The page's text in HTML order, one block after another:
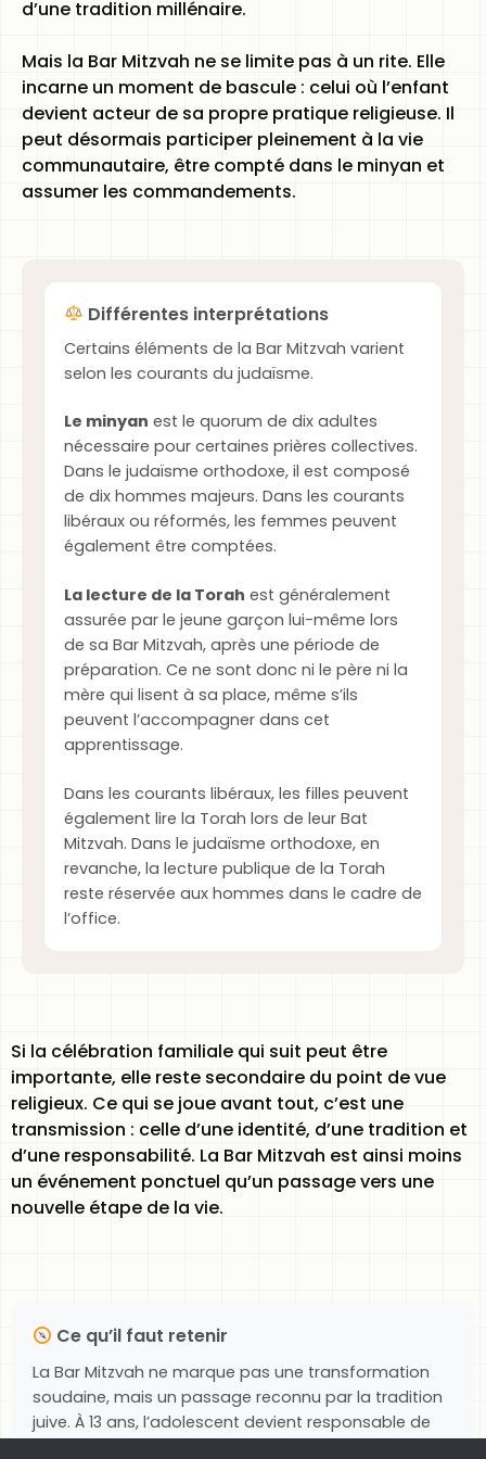
d’une tradition millénaire.
Mais la Bar Mitzvah ne se limite pas à un rite. Elle
incarne un moment de bascule : celui où l’enfant
devient acteur de sa propre pratique religieuse. Il
peut désormais participer pleinement à la vie
communautaire, être compté dans le minyan et
assumer les commandements.
Différentes interprétations
Certains éléments de la Bar Mitzvah varient
selon les courants du judaïsme.
Le minyan est le quorum de dix adultes
nécessaire pour certaines prières collectives.
Dans le judaïsme orthodoxe, il est composé
de dix hommes majeurs. Dans les courants
libéraux ou réformés, les femmes peuvent
également être comptées.
La lecture de la Torah est généralement
assurée par le jeune garçon lui-même lors
de sa Bar Mitzvah, après une période de
préparation. Ce ne sont donc ni le père ni la
mère qui lisent à sa place, même s’ils
peuvent l’accompagner dans cet
apprentissage.
Dans les courants libéraux, les filles peuvent
également lire la Torah lors de leur Bat
Mitzvah. Dans le judaïsme orthodoxe, en
revanche, la lecture publique de la Torah
reste réservée aux hommes dans le cadre de
l’office.
Si la célébration familiale qui suit peut être
importante, elle reste secondaire du point de vue
religieux. Ce qui se joue avant tout, c’est une
transmission : celle d’une identité, d’une tradition et
d’une responsabilité. La Bar Mitzvah est ainsi moins
un événement ponctuel qu’un passage vers une
nouvelle étape de la vie.
Ce qu’il faut retenir
La Bar Mitzvah ne marque pas une transformation
soudaine, mais un passage reconnu par la tradition
juive. À 13 ans, l’adolescent devient responsable de